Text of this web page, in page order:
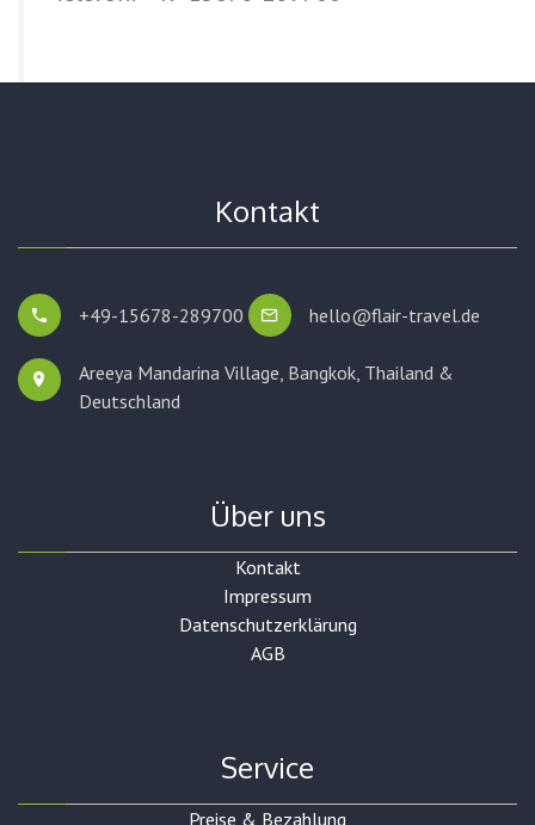
Kontakt
+49-15678-289700 hello@flair-travel.de
Areeya Mandarina Village, Bangkok, Thailand &
Deutschland
Über uns
Kontakt
Impressum
Datenschutzerklärung
AGB
Service
Preise & Bezahlung